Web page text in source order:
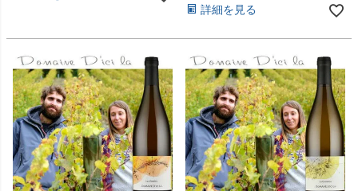
詳細を見る